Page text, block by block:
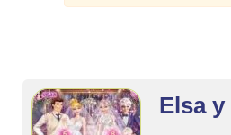
Elsa y